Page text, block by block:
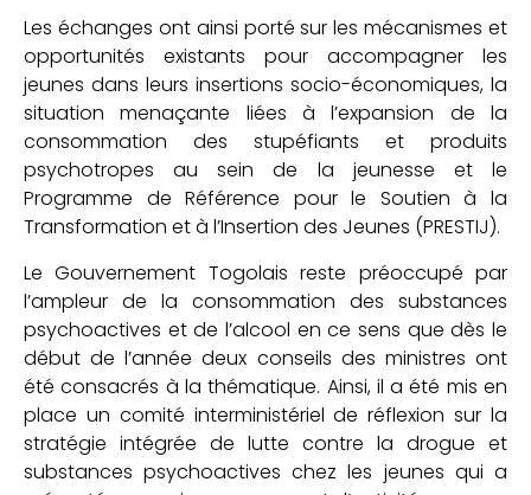
Les échanges ont ainsi porté sur les mécanismes et
opportunités existants pour accompagner les
jeunes dans leurs insertions socio-économiques, la
situation menaçante liées à l’expansion de la
consommation des stupéfiants et produits
psychotropes au sein de la jeunesse et le
Programme de Référence pour le Soutien à la
Transformation et à l’Insertion des Jeunes (PRESTIJ).
Le Gouvernement Togolais reste préoccupé par
l’ampleur de la consommation des substances
psychoactives et de l’alcool en ce sens que dès le
début de l’année deux conseils des ministres ont
été consacrés à la thématique. Ainsi, il a été mis en
place un comité interministériel de réflexion sur la
stratégie intégrée de lutte contre la drogue et
substances psychoactives chez les jeunes qui a